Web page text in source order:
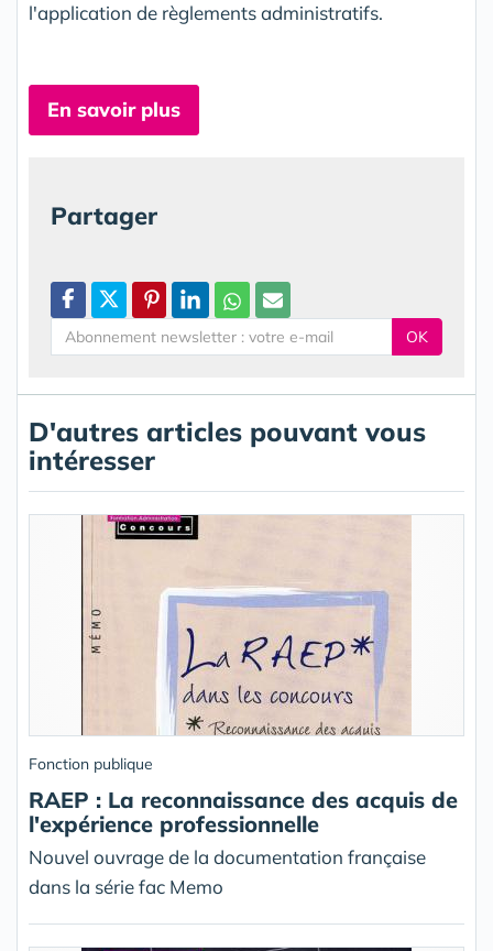
l'application de règlements administratifs.
En savoir plus
Partager
OK
D'autres articles pouvant vous
intéresser
Fonction publique
RAEP : La reconnaissance des acquis de
l'expérience professionnelle
Nouvel ouvrage de la documentation française
dans la série fac Memo